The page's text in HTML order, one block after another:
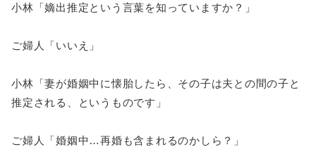
小林「嫡出推定という言葉を知っていますか？」
ご婦人「いいえ」
小林「妻が婚姻中に懐胎したら、その子は夫との間の子と
推定される、というものです」
ご婦人「婚姻中…再婚も含まれるのかしら？」